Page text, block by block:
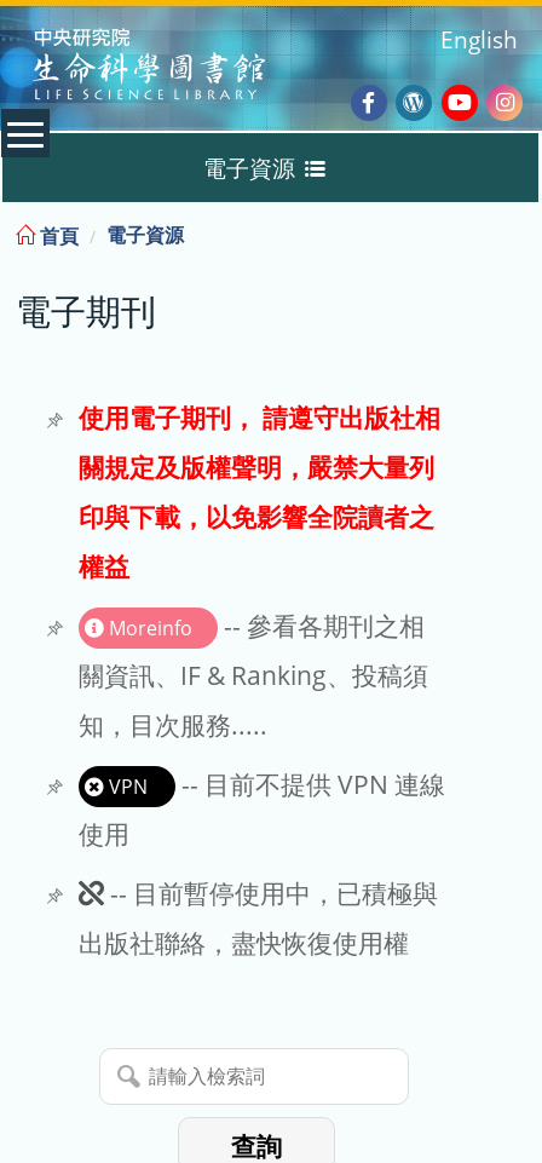
:::
Facebook
Wordpress
English
電子資源
電子期刊
試用
文章處理費
EndNote
首頁 電子資源
電子期刊
使用電子期刊， 請遵守出版社相
關規定及版權聲明，嚴禁大量列
印與下載，以免影響全院讀者之
權益
Moreinfo
-- 參看各期刊之相
關資訊、IF & Ranking、投稿須
知，目次服務.....
VPN
-- 目前不提供 VPN 連線
使用
此
期
暫
停
-- 目前暫停使用中，已積極與
出版社聯絡，盡快恢復使用權
請
輸
查詢